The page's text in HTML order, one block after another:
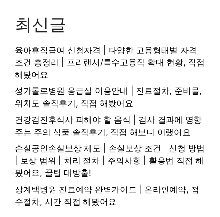
최신글
육아휴직급여 신청자격 | 다양한 고용형태별 자격
조건 총정리 | 프리랜서/특수고용직 확대 현황, 직접
해봤어요
성가롤로병원 응급실 이용안내 | 진료절차, 준비물,
위치도 솔직후기, 직접 해봤어요
건강검진후식사 피해야 할 음식 | 검사 결과에 영향
주는 주의 식품 솔직후기, 직접 해보니 이랬어요
손실공인손실보상 제도 | 손실보상 조건 | 신청 방법
| 보상 범위 | 처리 절차 | 주의사항 | 활용법 직접 해
봤어요, 꿀팁 대방출!
상계백병원 진료예약 완벽가이드 | 온라인예약, 접
수절차, 시간 직접 해봤어요